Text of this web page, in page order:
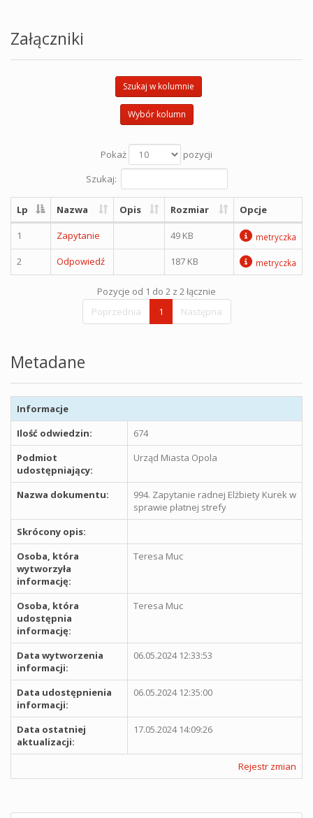
Załączniki
Szukaj w kolumnie
Wybór kolumn
Pokaż
pozycji
Szukaj:
Lp Nazwa Opis Rozmiar Opcje
1 Zapytanie 49 KB metryczka
2 Odpowiedź 187 KB metryczka
Pozycje od 1 do 2 z 2 łącznie
Poprzednia
1 Następna
Metadane
Informacje
Ilość odwiedzin:
674
Podmiot
udostępniający:
Urząd Miasta Opola
Nazwa dokumentu:
994. Zapytanie radnej Elżbiety Kurek w
sprawie płatnej strefy
Skrócony opis:
Osoba, która
wytworzyła
informację:
Teresa Muc
Osoba, która
udostępnia
informację:
Teresa Muc
Data wytworzenia
informacji:
06.05.2024 12:33:53
Data udostępnienia
informacji:
06.05.2024 12:35:00
Data ostatniej
aktualizacji:
17.05.2024 14:09:26
Rejestr zmian